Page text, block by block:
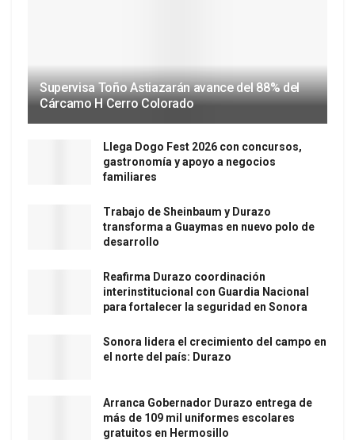
Supervisa Toño Astiazarán avance del 88% del
Cárcamo H Cerro Colorado
Llega Dogo Fest 2026 con concursos,
gastronomía y apoyo a negocios
familiares
Trabajo de Sheinbaum y Durazo
transforma a Guaymas en nuevo polo de
desarrollo
Reafirma Durazo coordinación
interinstitucional con Guardia Nacional
para fortalecer la seguridad en Sonora
Sonora lidera el crecimiento del campo en
el norte del país: Durazo
Arranca Gobernador Durazo entrega de
más de 109 mil uniformes escolares
gratuitos en Hermosillo